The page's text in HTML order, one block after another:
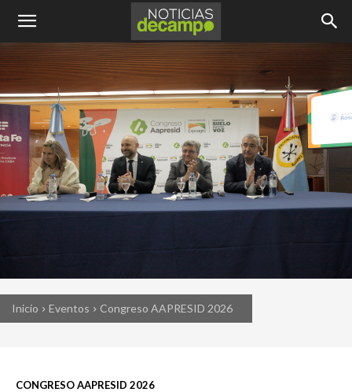
Inicio Eventos Congreso AAPRESID 2026
CONGRESO AAPRESID 2026